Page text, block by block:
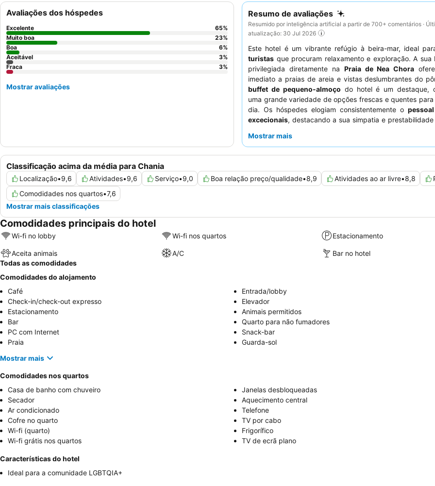
Resumo de avaliações
Resumido por inteligência artificial a partir de 700+ comentários ·
atualização: 30 Jul 2026
Este hotel é um vibrante refúgio à beira-mar, ideal
turistas que procuram relaxamento e exploração. A sua
privilegiada diretamente na Praia de Nea Chora
imediato a praias de areia e vistas deslumbrantes do
buffet de pequeno-almoço do hotel é um destaque,
uma grande variedade de opções frescas e quentes
dia. Os hóspedes elogiam consistentemente o
excecionais, destacando a sua simpatia e
verdadeiramente memorável, considere reservar um
Mostrar mais
Classificação acima da média para Chania
Localização•9,6 Atividades•9,6 Serviço•9,0 Boa relação preço/qualidade•8,9 Atividades ao ar livre•8,8
Comodidades nos quartos•7,6
Mostrar mais classificações
Avaliações dos hóspedes
Excelente 65%
Muito boa
23%
Boa
6%
Aceitável
3%
Fraca
3%
Mostrar avaliações
Comodidades principais do hotel
Wi-fi no lobby Wi-fi nos quartos Estacionamento
Aceita animais A/C
Bar no hotel
Todas as comodidades
Comodidades do alojamento
Café
Entrada/lobby
Check-in/check-out expresso
Elevador
Estacionamento
Animais permitidos
Bar
Quarto para não fumadores
PC com Internet
Snack-bar
Praia
Guarda-sol
Mostrar mais
Comodidades nos quartos
Casa de banho com chuveiro
Janelas desbloqueadas
Secador
Aquecimento central
Ar condicionado
Telefone
Cofre no quarto
TV por cabo
Wi-fi (quarto)
Frigorífico
Wi-fi grátis nos quartos
TV de ecrã plano
Características do hotel
Ideal para a comunidade LGBTQIA+